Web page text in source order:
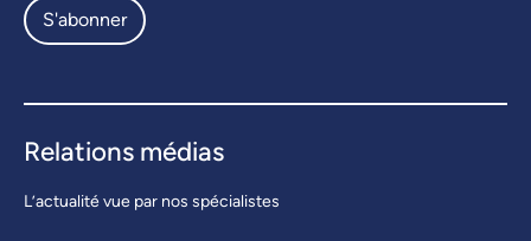
S'abonner
Relations médias
L’actualité vue par nos spécialistes